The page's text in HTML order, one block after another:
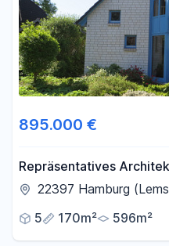
895.000 €
Repräsentatives
22397 Hamburg
5
170m² 596m²